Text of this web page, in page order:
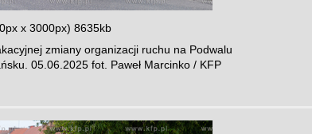
x 3000px) 8635kb
zmiany organizacji ruchu na Podwalu
05.06.2025 fot. Paweł Marcinko / KFP